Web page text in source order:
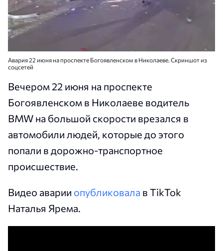
Авария 22 июня на проспекте Богоявленском в Николаеве. Скриншот из
соцсетей
Вечером 22 июня на проспекте
Богоявленском в Николаеве водитель
BMW на большой скорости врезался в
автомобили людей, которые до этого
попали в дорожно-транспортное
происшествие.
Видео аварии опубликовала в TikTok
Наталья Ярема.